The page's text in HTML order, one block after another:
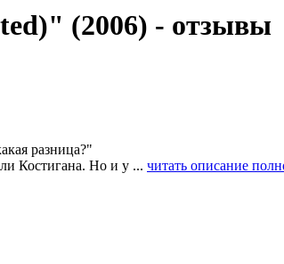
(2006) - отзывы
разница?"
Костигана. Но и у ... читать описание